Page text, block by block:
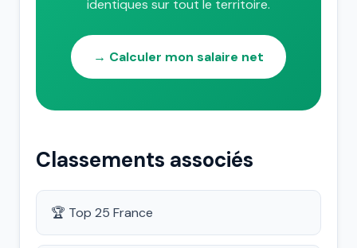
identiques sur tout le territoire.
→ Calculer mon salaire net
Classements associés
🏆 Top 25 France